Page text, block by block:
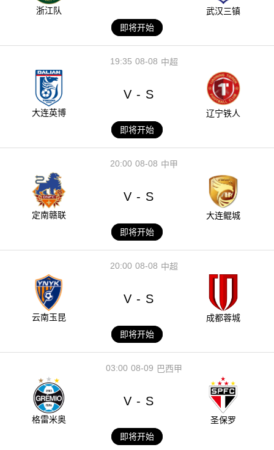
浙江队
武汉三镇
即将开始
08-08
19:35 中超
大连英博
V - S
辽宁铁人
即将开始
08-08
20:00 中甲
定南赣联
V - S
大连鲲城
即将开始
08-08
20:00 中超
云南玉昆
V - S
成都蓉城
即将开始
08-09
03:00 巴西甲
格雷米奥
V - S
圣保罗
即将开始